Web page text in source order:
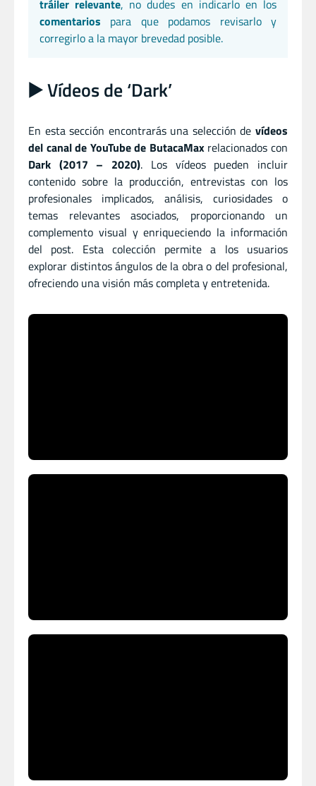
tráiler relevante, no dudes en indicarlo en los
comentarios para que podamos revisarlo y
corregirlo a la mayor brevedad posible.
▶️ Vídeos de ‘Dark’
En esta sección encontrarás una selección de vídeos
del canal de YouTube de ButacaMaxrelacionados con
Dark (2017 – 2020). Los vídeos pueden incluir
contenido sobre la producción, entrevistas con los
profesionales implicados, análisis, curiosidades o
temas relevantes asociados, proporcionando un
complemento visual y enriqueciendo la información
del post. Esta colección permite a los usuarios
explorar distintos ángulos de la obra o del profesional,
ofreciendo una visión más completa y entretenida.